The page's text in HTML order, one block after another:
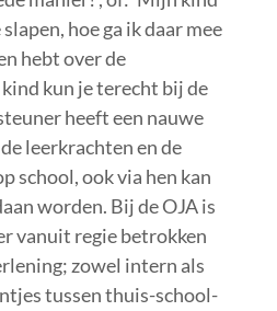
hoe ga ik daar mee
hebt over de
kun je terecht bij de
heeft een nauwe
leerkrachten en de
school, ook via hen kan
worden. Bij de OJA is
vanuit regie betrokken
zowel intern als
tussen thuis-school-